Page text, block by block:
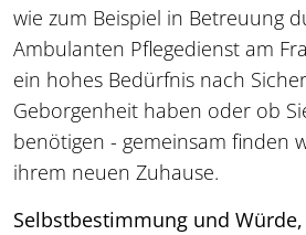
wie zum Beispiel in Betreuung
Ambulanten Pflegedienst am
ein hohes Bedürfnis nach
Geborgenheit haben oder ob
benötigen - gemeinsam finden
ihrem neuen Zuhause.
Selbstbestimmung und